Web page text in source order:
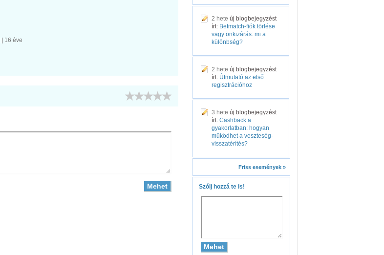
16 éve
2 hete új blogbejegyzést
írt: Betmatch-fiók törlése
vagy önkizárás: mi a
különbség?
2 hete új blogbejegyzést
írt: Útmutató az első
regisztrációhoz
3 hete új blogbejegyzést
írt: Cashback a
gyakorlatban: hogyan
működhet a veszteség-
visszatérítés?
Friss események »
Szólj hozzá te is!